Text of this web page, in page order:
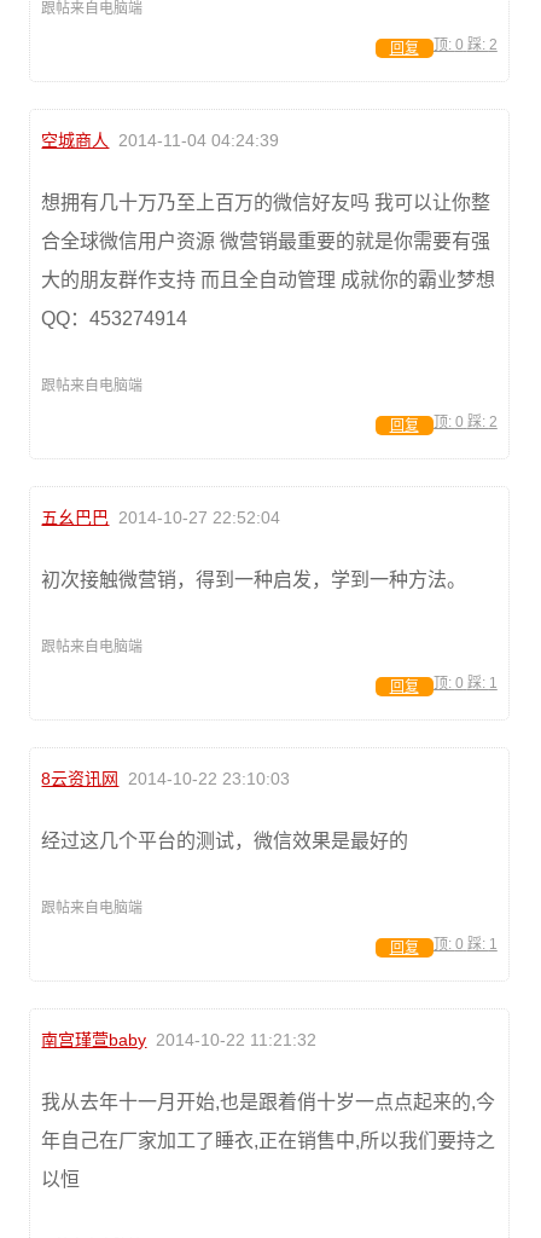
跟帖来自电脑端
顶: 0 踩: 2
回复
空城商人 2014-11-04 04:24:39
想拥有几十万乃至上百万的微信好友吗 我可以让你整
合全球微信用户资源 微营销最重要的就是你需要有强
大的朋友群作支持 而且全自动管理 成就你的霸业梦想
QQ：453274914
跟帖来自电脑端
顶: 0 踩: 2
回复
五幺巴巴 2014-10-27 22:52:04
初次接触微营销，得到一种启发，学到一种方法。
跟帖来自电脑端
顶: 0 踩: 1
回复
8云资讯网 2014-10-22 23:10:03
经过这几个平台的测试，微信效果是最好的
跟帖来自电脑端
顶: 0 踩: 1
回复
南宫瑾萱baby 2014-10-22 11:21:32
我从去年十一月开始,也是跟着俏十岁一点点起来的,今
年自己在厂家加工了睡衣,正在销售中,所以我们要持之
以恒